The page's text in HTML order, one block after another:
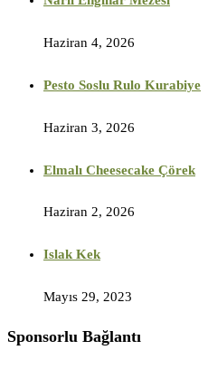
Haziran 4, 2026
Pesto Soslu Rulo Kurabiye
Haziran 3, 2026
Elmalı Cheesecake Çörek
Haziran 2, 2026
Islak Kek
Mayıs 29, 2023
Sponsorlu Bağlantı